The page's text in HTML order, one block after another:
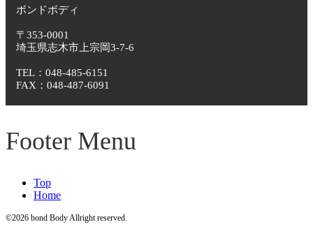
ボンドボディ
〒353-0001
埼玉県志木市上宗岡3-7-6
TEL：048-485-6151
FAX：048-487-6091
Footer Menu
Top
Home
©2026 bond Body Allright reserved.